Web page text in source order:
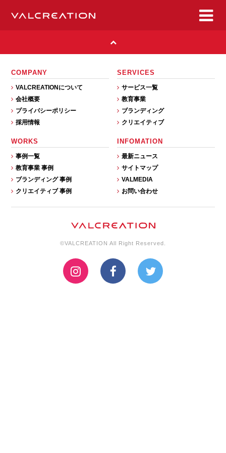
COMPANY
VALCREATIONについて
会社概要
プライバシーポリシー
採用情報
SERVICES
サービス一覧
教育事業
ブランディング
クリエイティブ
WORKS
事例一覧
教育事業 事例
ブランディング 事例
クリエイティブ 事例
INFOMATION
最新ニュース
サイトマップ
VALMEDIA
お問い合わせ
©VALCREATION All Right Reserved.